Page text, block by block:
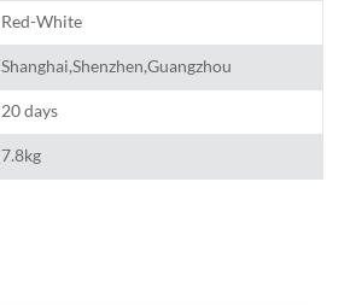
Red-White
Shanghai,Shenzhen,Guangzhou
20 days
7.8kg